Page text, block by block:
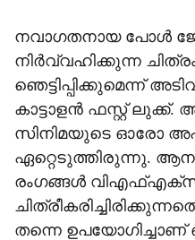
നവാഗതനായ പോൾ
നിർവ്വഹിക്കുന്ന
ഞെട്ടിപ്പിക്കുമെന്ന്
കാട്ടാളൻ ഫസ്റ്റ് ലുക്ക്.
സിനിമയുടെ ഓരോ
ഏറ്റെടുത്തിരുന്നു.
രംഗങ്ങള്‍
തന്നെ ഉപയോഗിച്ചാണ്